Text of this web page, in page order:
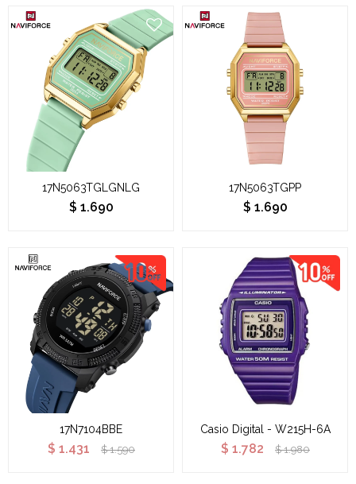
17N5063TGLGNLG
$ 1.690
17N5063TGPP
$ 1.690
17N7104BBE
$ 1.431 $ 1.590
Casio Digital - W215H-6A
$ 1.782 $ 1.980